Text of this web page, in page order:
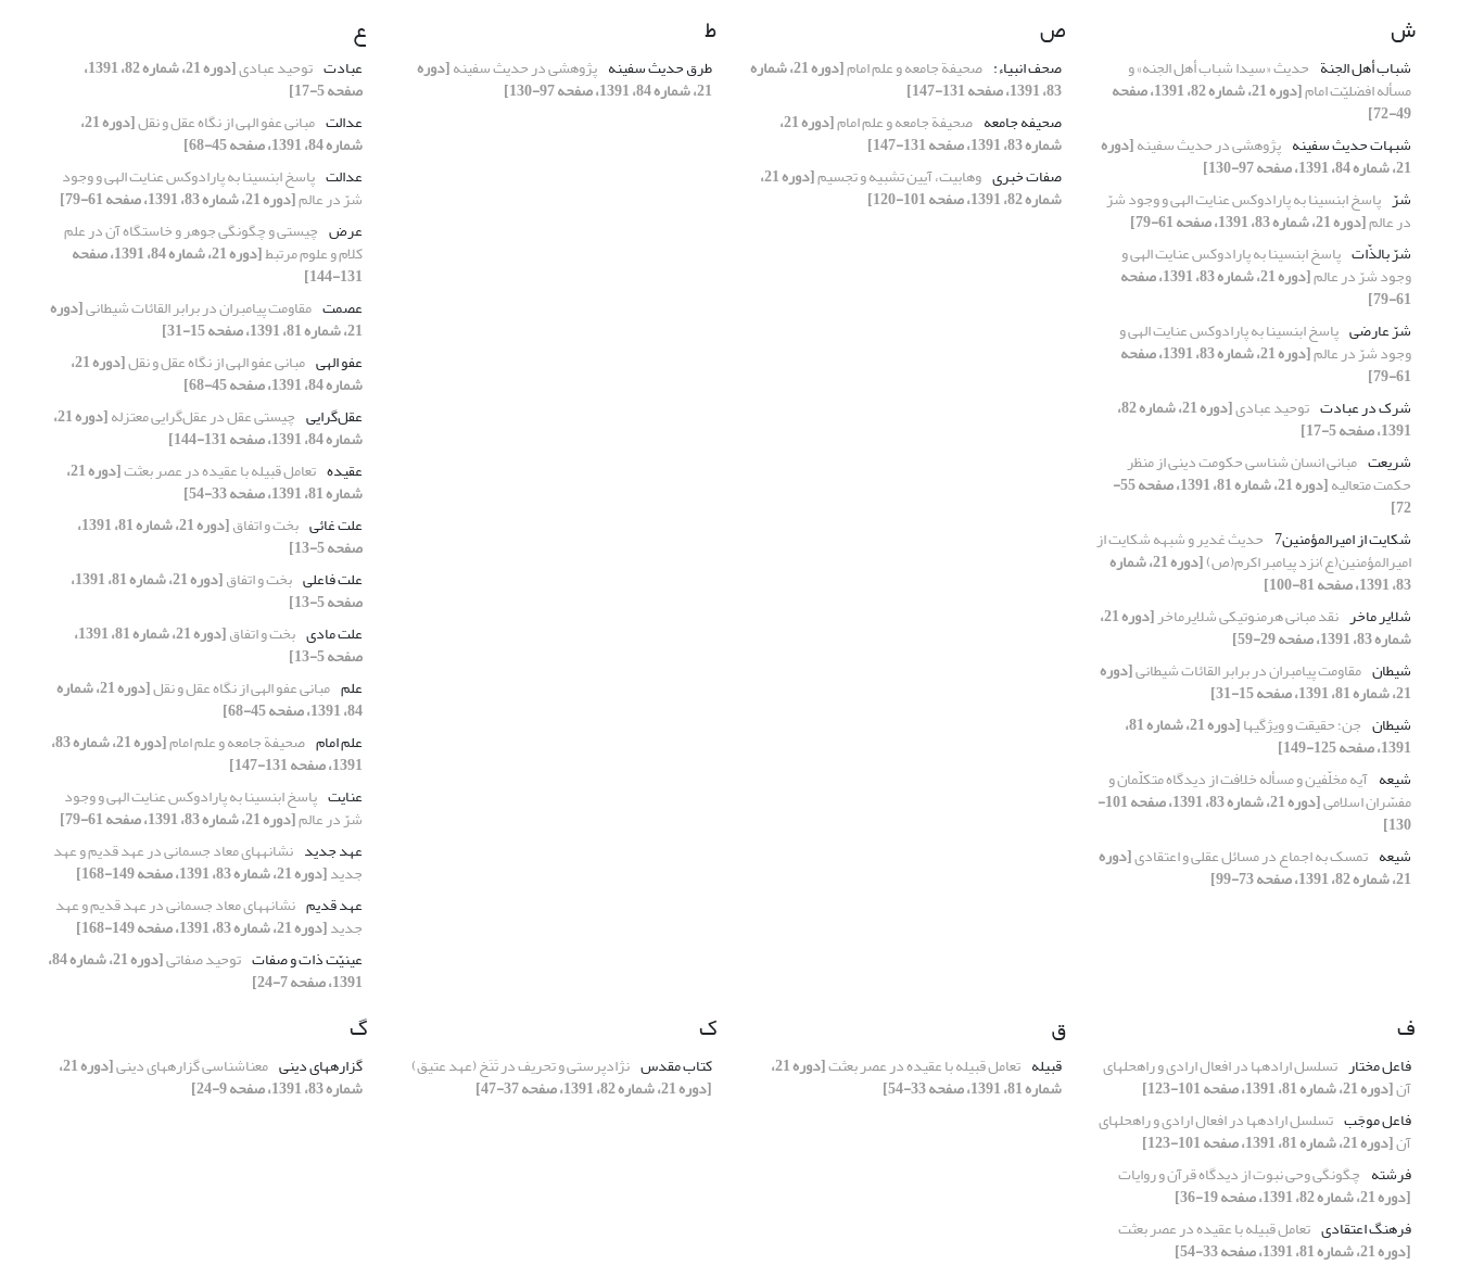
ش
شباب أهل الجنة حدیث «سیدا شباب أهل الجنه» و
مسأله افضلیّت امام [دوره 21، شماره 82، 1391، صفحه
49-72]
شبهات حدیث سفینه پژوهشی در حدیث سفینه[دوره
21، شماره 84، 1391، صفحه 97-130]
شرّ پاسخ ابن‏‏سینا به پارادوکس عنایت الهی و وجود شرّ
در عالم[دوره 21، شماره 83، 1391، صفحه 61-79]
شرّ بالذّات پاسخ ابن‏‏سینا به پارادوکس عنایت الهی و
وجود شرّ در عالم [دوره 21، شماره 83، 1391، صفحه
61-79]
شرّ عارضی پاسخ ابن‏‏سینا به پارادوکس عنایت الهی و
وجود شرّ در عالم [دوره 21، شماره 83، 1391، صفحه
61-79]
شرک در عبادت توحید عبادی [دوره 21، شماره 82،
1391، صفحه 5-17]
شریعت مبانی انسان شناسی حکومت دینی از منظر
حکمت متعالیه [دوره 21، شماره 81، 1391، صفحه 55-
72]
شکایت از امیرالمؤمنین7
حدیث غدیر و شبهه شکایت از
امیرالمؤمنین(ع)نزد پیامبر اکرم(ص) [دوره 21، شماره
83، 1391، صفحه 81-100]
شلایر ماخر نقد مبانی هرمنوتیکی شلایرماخر [دوره 21،
شماره 83، 1391، صفحه 29-59]
شیطان مقاومت پیامبران در برابر القائات شیطانی[دوره
21، شماره 81، 1391، صفحه 15-31]
شیطان جن؛ حقیقت و ویژگی‏ها [دوره 21، شماره 81،
1391، صفحه 125-149]
شیعه آیه مخلّفین و مسأله خلافت از دیدگاه متکلّمان و
مفسّران اسلامی [دوره 21، شماره 83، 1391، صفحه 101-
130]
شیعه تمسک به اجماع در مسائل عقلی و اعتقادی[دوره
21، شماره 82، 1391، صفحه 73-99]
ص
صحف انبیاء: صحیفة جامعه و علم امام [دوره 21، شماره
83، 1391، صفحه 131-147]
صحیفه جامعه صحیفة جامعه و علم امام [دوره 21،
شماره 83، 1391، صفحه 131-147]
صفات خبری وهابیت، آیین تشبیه و تجسیم [دوره 21،
شماره 82، 1391، صفحه 101-120]
ط
طرق حدیث سفینه پژوهشی در حدیث سفینه[دوره
21، شماره 84، 1391، صفحه 97-130]
ع
عبادت توحید عبادی [دوره 21، شماره 82، 1391،
صفحه 5-17]
عدالت مبانی عفو الهی از نگاه عقل و نقل [دوره 21،
شماره 84، 1391، صفحه 45-68]
عدالت پاسخ ابن‏‏سینا به پارادوکس عنایت الهی و وجود
شرّ در عالم[دوره 21، شماره 83، 1391، صفحه 61-79]
عرض چیستی و چگونگی جوهر و خاستگاه آن در علم
کلام و علوم مرتبط [دوره 21، شماره 84، 1391، صفحه
131-144]
عصمت مقاومت پیامبران در برابر القائات شیطانی[دوره
21، شماره 81، 1391، صفحه 15-31]
عفو الهی مبانی عفو الهی از نگاه عقل و نقل [دوره 21،
شماره 84، 1391، صفحه 45-68]
عقل‌گرایی چیستی عقل در عقل‌گرایی معتزله [دوره 21،
شماره 84، 1391، صفحه 131-144]
عقیده تعامل قبیله با عقیده در عصر بعثت [دوره 21،
شماره 81، 1391، صفحه 33-54]
علت غائی بخت و اتفاق [دوره 21، شماره 81، 1391،
صفحه 5-13]
علت فاعلی بخت و اتفاق [دوره 21، شماره 81، 1391،
صفحه 5-13]
علت مادی بخت و اتفاق [دوره 21، شماره 81، 1391،
صفحه 5-13]
علم مبانی عفو الهی از نگاه عقل و نقل [دوره 21، شماره
84، 1391، صفحه 45-68]
علم امام صحیفة جامعه و علم امام [دوره 21، شماره 83،
1391، صفحه 131-147]
عنایت پاسخ ابن‏‏سینا به پارادوکس عنایت الهی و وجود
شرّ در عالم[دوره 21، شماره 83، 1391، صفحه 61-79]
عهد جدید نشانه‏های معاد جسمانی در عهد قدیم و عهد
جدید[دوره 21، شماره 83، 1391، صفحه 149-168]
عهد قدیم نشانه‏های معاد جسمانی در عهد قدیم و عهد
جدید[دوره 21، شماره 83، 1391، صفحه 149-168]
عینیّت ذات و صفات توحید صفاتی [دوره 21، شماره 84،
1391، صفحه 7-24]
ف
فاعل مختار تسلسل اراده‏ها در افعال ارادی و راه‏حل‏های
آن[دوره 21، شماره 81، 1391، صفحه 101-123]
فاعل موجَب تسلسل اراده‏ها در افعال ارادی و راه‏حل‏های
آن[دوره 21، شماره 81، 1391، صفحه 101-123]
فرشته چگونگی وحی نبوت از دیدگاه قرآن و روایات
[دوره 21، شماره 82، 1391، صفحه 19-36]
فرهنگ اعتقادی تعامل قبیله با عقیده در عصر بعثت
[دوره 21، شماره 81، 1391، صفحه 33-54]
ق
قبیله تعامل قبیله با عقیده در عصر بعثت [دوره 21،
شماره 81، 1391، صفحه 33-54]
ک
کتاب مقدس نژادپرستی و تحریف در تَنَخ (عهد عتیق)
[دوره 21، شماره 82، 1391، صفحه 37-47]
گ
گزاره‏های دینی معناشناسی گزاره‏های دینی [دوره 21،
شماره 83، 1391، صفحه 9-24]